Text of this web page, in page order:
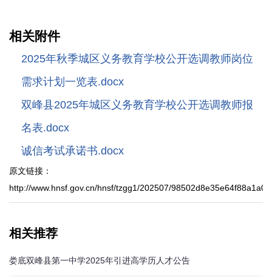
相关附件
2025年秋季城区义务教育学校公开选调教师岗位
需求计划一览表.docx
双峰县2025年城区义务教育学校公开选调教师报
名表.docx
诚信考试承诺书.docx
原文链接：
http://www.hnsf.gov.cn/hnsf/tzgg1/202507/
相关推荐
娄底双峰县第一中学2025年引进高学历人才公告